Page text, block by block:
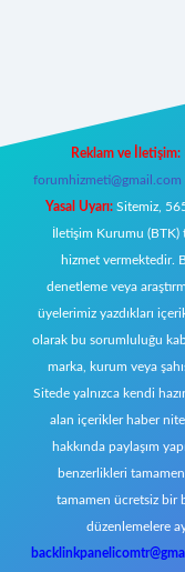
Reklam ve İletişim:
forumhizmeti@gmail.com
Yasal Uyarı: Sitemiz,
İletişim Kurumu (BTK)
hizmet vermektedir.
denetleme veya
üyelerimiz yazdıkları
olarak bu sorumluluğu
marka, kurum veya
Sitede yalnızca kendi
alan içerikler haber
hakkında paylaşım
benzerlikleri
tamamen ücretsiz bir
düzenlemelere